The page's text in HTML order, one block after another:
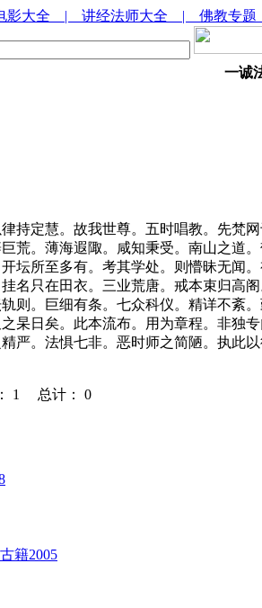
影大全 | 讲经法师大全 | 佛教专
一诚
定慧。故我世尊。五时唱教。先梵网
荒。薄海遐陬。咸知秉受。南山之道
坛所至多有。考其学处。则懵昧无闻
名只在田衣。三业荒唐。戒本束归高
则。巨细有条。七众科仪。精详不紊
杲日矣。此本流布。用为章程。非独
严。法惧七非。恶时师之简陋。执此以
1 总计： 0
籍2005